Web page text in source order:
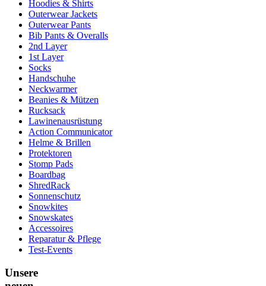
Hoodies & Shirts
Outerwear Jackets
Outerwear Pants
Bib Pants & Overalls
2nd Layer
1st Layer
Socks
Handschuhe
Neckwarmer
Beanies & Mützen
Rucksack
Lawinenausrüstung
Action Communicator
Helme & Brillen
Protektoren
Stomp Pads
Boardbag
ShredRack
Sonnenschutz
Snowkites
Snowskates
Accessoires
Reparatur & Pflege
Test-Events
Unsere